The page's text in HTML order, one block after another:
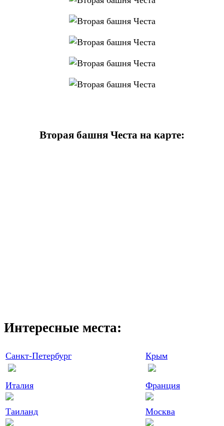
Вторая башня Честа на карте:
Интересные места:
Санкт-Петербург Крым
Италия Франция
Таиланд Москва